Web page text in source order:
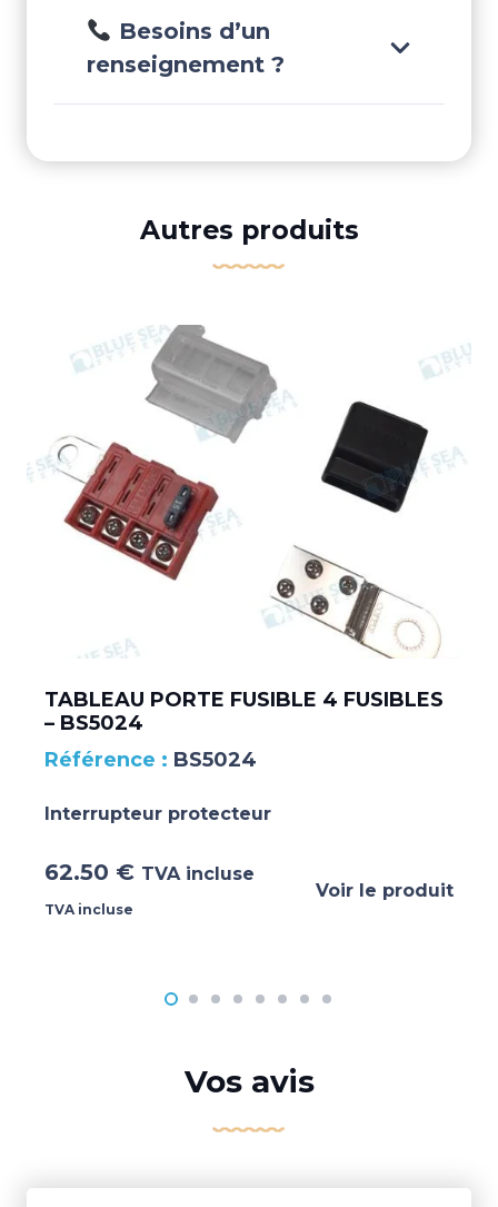
Besoins d’un
renseignement ?
Autres produits
TABLEAU PORTE FUSIBLE 4 FUSIBLES
– BS5024
BS5024
Interrupteur protecteur
62.50 € TVA incluse
TVA incluse
Voir le produit
Vos avis